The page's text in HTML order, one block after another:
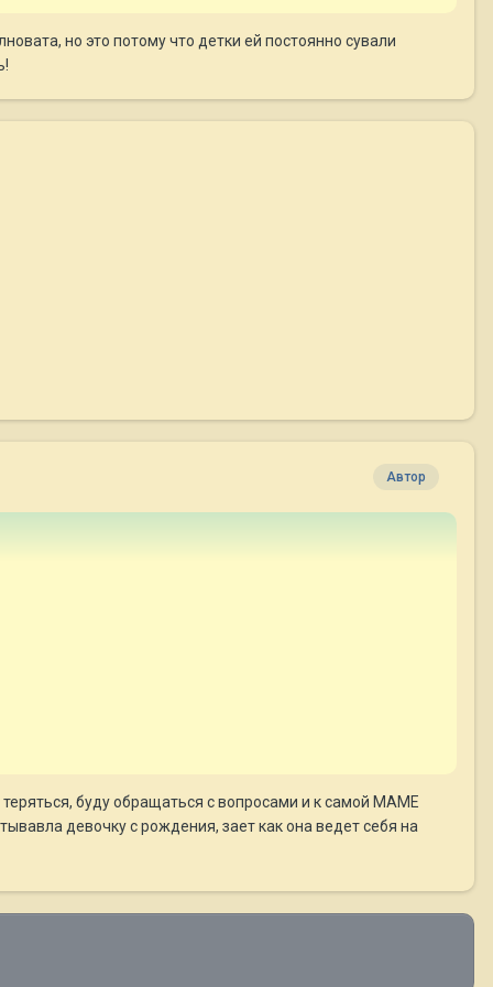
но это потому что детки ей постоянно сували
Автор
буду обращаться с вопросами и к самой МАМЕ
девочку с рождения, зает как она ведет себя на